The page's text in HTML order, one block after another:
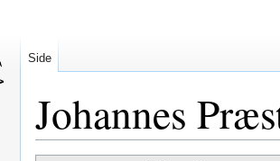
Johannes
Side